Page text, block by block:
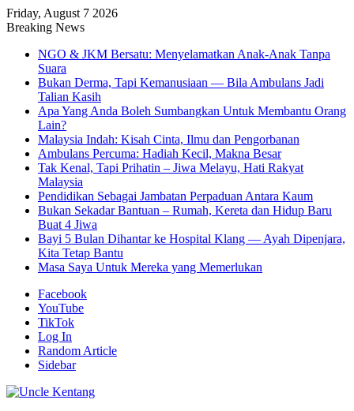
Friday, August 7 2026
Breaking News
NGO & JKM Bersatu: Menyelamatkan Anak-Anak Tanpa
Suara
Bukan Derma, Tapi Kemanusiaan — Bila Ambulans Jadi
Talian Kasih
Apa Yang Anda Boleh Sumbangkan Untuk Membantu Orang
Lain?
Malaysia Indah: Kisah Cinta, Ilmu dan Pengorbanan
Ambulans Percuma: Hadiah Kecil, Makna Besar
Tak Kenal, Tapi Prihatin – Jiwa Melayu, Hati Rakyat
Malaysia
Pendidikan Sebagai Jambatan Perpaduan Antara Kaum
Bukan Sekadar Bantuan – Rumah, Kereta dan Hidup Baru
Buat 4 Jiwa
Bayi 5 Bulan Dihantar ke Hospital Klang — Ayah Dipenjara,
Kita Tetap Bantu
Masa Saya Untuk Mereka yang Memerlukan
Facebook
YouTube
TikTok
Log In
Random Article
Sidebar